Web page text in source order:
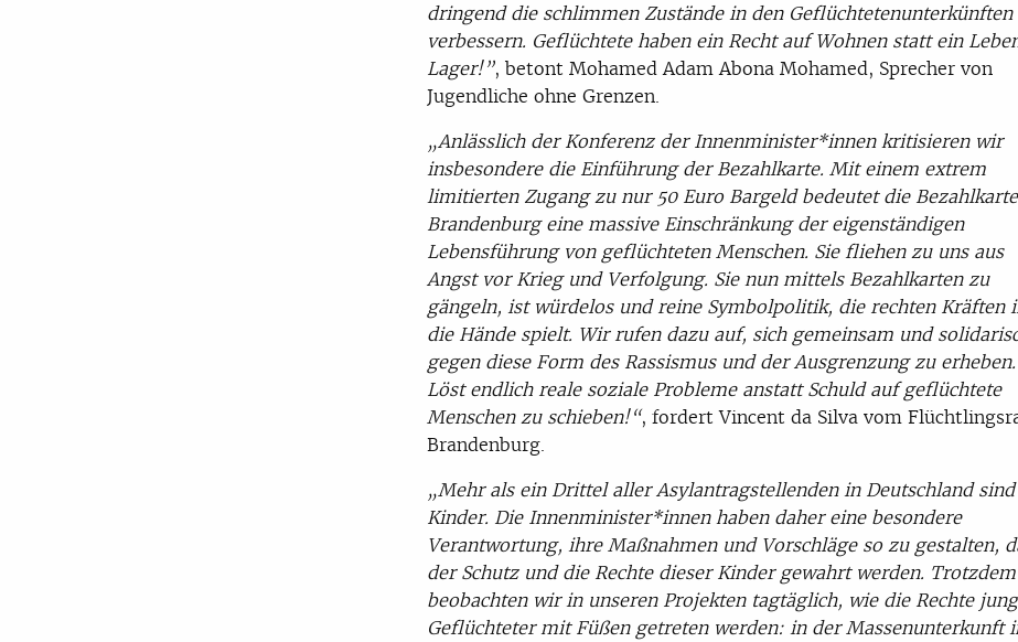
dringend die schlimmen Zustände in den Geflüchtetenunterkünften
verbessern. Geflüchtete haben ein Recht auf Wohnen statt ein
Lager!”, betont Mohamed Adam Abona Mohamed, Sprecher von
Jugendliche ohne Grenzen.
„Anlässlich der Konferenz der Innenminister*innen kritisieren wir
insbesondere die Einführung der Bezahlkarte. Mit einem extrem
limitierten Zugang zu nur 50 Euro Bargeld bedeutet die
Brandenburg eine massive Einschränkung der eigenständigen
Lebensführung von geflüchteten Menschen. Sie fliehen zu uns aus
Angst vor Krieg und Verfolgung. Sie nun mittels Bezahlkarten zu
gängeln, ist würdelos und reine Symbolpolitik, die rechten Kräften
die Hände spielt. Wir rufen dazu auf, sich gemeinsam und
gegen diese Form des Rassismus und der Ausgrenzung zu erheben.
Löst endlich reale soziale Probleme anstatt Schuld auf geflüchtete
Menschen zu schieben!“, fordert Vincent da Silva vom
Brandenburg.
„Mehr als ein Drittel aller Asylantragstellenden in Deutschland sind
Kinder. Die Innenminister*innen haben daher eine besondere
Verantwortung, ihre Maßnahmen und Vorschläge so zu gestalten,
der Schutz und die Rechte dieser Kinder gewahrt werden. Trotzdem
beobachten wir in unseren Projekten tagtäglich, wie die Rechte
Geflüchteter mit Füßen getreten werden: in der Massenunterkunft